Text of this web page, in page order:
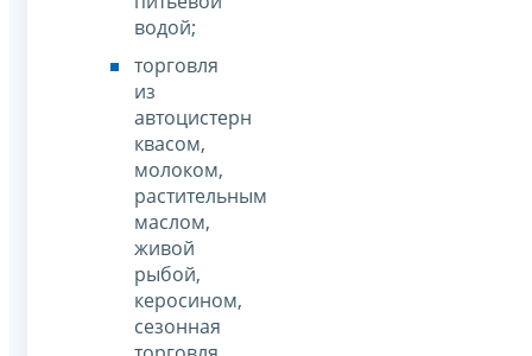
водой;
торговля
из
автоцистерн
квасом,
молоком,
растительным
маслом,
живой
рыбой,
керосином,
сезонная